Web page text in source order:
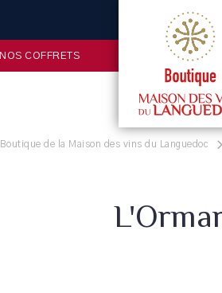
NOS COFFRETS
Boutique de la Maison des vins du Languedoc